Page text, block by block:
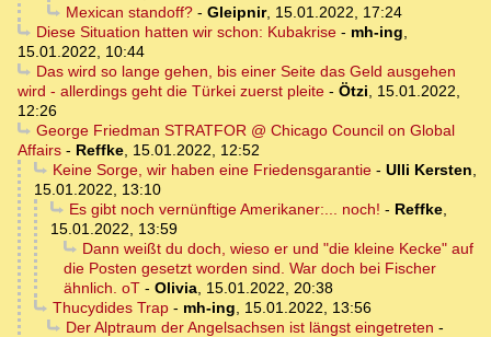
Mexican standoff?- Gleipnir, 15.01.2022, 17:24
Diese Situation hatten wir schon: Kubakrise- mh-ing,
15.01.2022, 10:44
Das wird so lange gehen, bis einer Seite das Geld ausgehen
wird - allerdings geht die Türkei zuerst pleite - Ötzi, 15.01.2022,
12:26
George Friedman STRATFOR @ Chicago Council on Global
Affairs - Reffke, 15.01.2022, 12:52
Keine Sorge, wir haben eine Friedensgarantie- Ulli Kersten,
15.01.2022, 13:10
Es gibt noch vernünftige Amerikaner:... noch! - Reffke,
15.01.2022, 13:59
Dann weißt du doch, wieso er und "die kleine Kecke" auf
die Posten gesetzt worden sind. War doch bei Fischer
ähnlich. oT - Olivia, 15.01.2022, 20:38
Thucydides Trap- mh-ing, 15.01.2022, 13:56
Der Alptraum der Angelsachsen ist längst eingetreten -